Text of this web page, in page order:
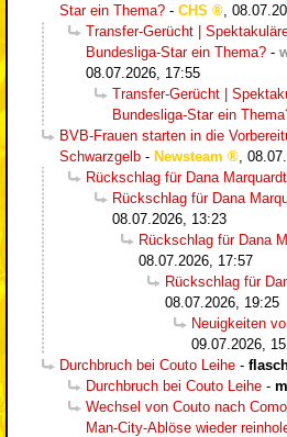
Star ein Thema? - CHS
Transfer-Gerücht |
Bundesliga-Star ein Thema? -
08.07.2026, 17:55
Transfer-Gerücht |
Bundesliga-Star ein
BVB-Frauen starten in die
Schwarzgelb - Newsteam
Rückschlag für Dana Marquardt
Rückschlag für Dana
08.07.2026, 13:23
Rückschlag für Dana
08.07.2026, 17:57
Rückschlag für
08.07.2026, 19:25
Neuigkeiten
09.07.2026,
Durchbruch bei Couto Leihe -
Durchbruch bei Couto Leihe -
Wechsel von Couto nach
Man-City-Ablöse wieder